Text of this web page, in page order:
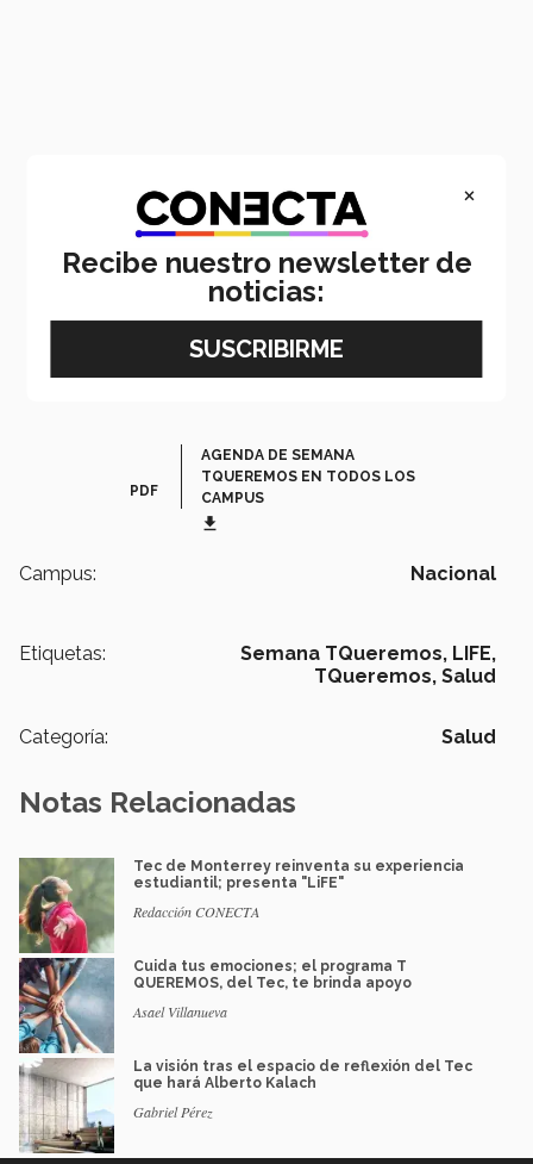
PDF
AGENDA DE SEMANA
TQUEREMOS EN TODOS LOS
CAMPUS
get_app
Campus: Nacional
Etiquetas: Semana TQueremos, LIFE,
TQueremos, Salud
Categoría: Salud
Notas Relacionadas
Tec de Monterrey reinventa su experiencia
estudiantil; presenta "LiFE"
Redacción CONECTA
Cuida tus emociones; el programa T
QUEREMOS, del Tec, te brinda apoyo
Asael Villanueva
La visión tras el espacio de reflexión del Tec
que hará Alberto Kalach
Gabriel Pérez
×
Recibe nuestro newsletter de
noticias: